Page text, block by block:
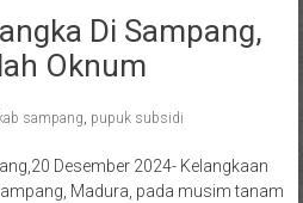
Di Sampang,
Oknum
sampang, pupuk subsidi
Desember 2024- Kelangkaan
Madura, pada musim tanam